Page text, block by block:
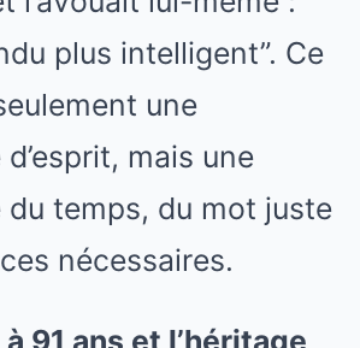
plus intelligent”. Ce
une
mais une
temps, du mot juste
nécessaires.
91 ans et l’héritage